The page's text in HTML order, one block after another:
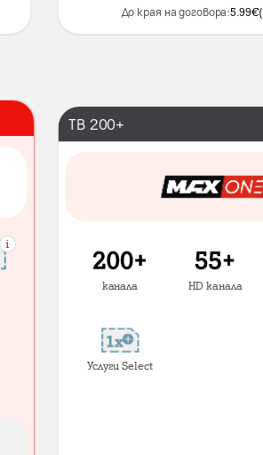
До края на договора:5.99€(
ТВ 200+
канала HD канала
Услуги Select